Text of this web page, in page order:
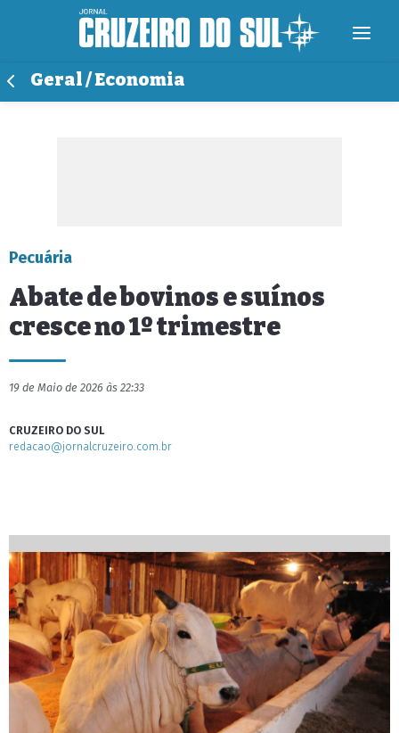
Geral / Economia
Pecuária
Abate de bovinos e suínos
cresce no 1º trimestre
19 de Maio de 2026 às 22:33
CRUZEIRO DO SUL
redacao@jornalcruzeiro.com.br